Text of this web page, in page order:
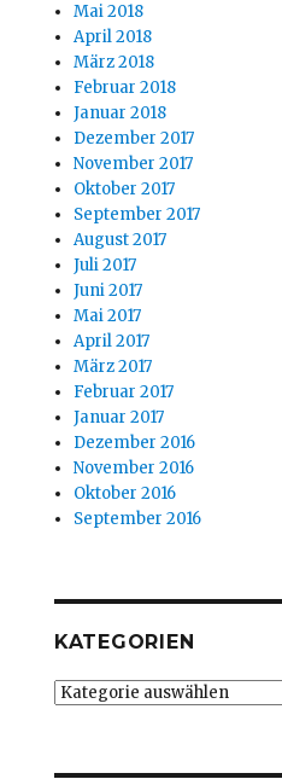
Mai 2018
April 2018
März 2018
Februar 2018
Januar 2018
Dezember 2017
November 2017
Oktober 2017
September 2017
August 2017
Juli 2017
Juni 2017
Mai 2017
April 2017
März 2017
Februar 2017
Januar 2017
Dezember 2016
November 2016
Oktober 2016
September 2016
KATEGORIEN
Kategorien